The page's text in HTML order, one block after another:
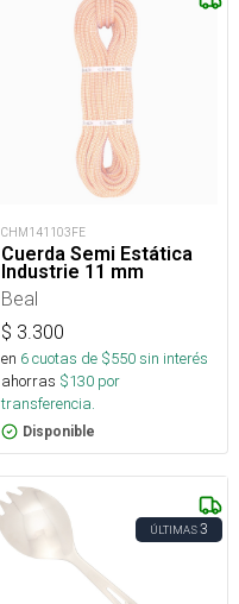
CHM141103FE
Cuerda Semi Estática
Industrie 11 mm
Beal
$ 3.300
en 6cuotas de $550sin interés
ahorras $130 por
transferencia.
Disponible
ÚLTIMAS3